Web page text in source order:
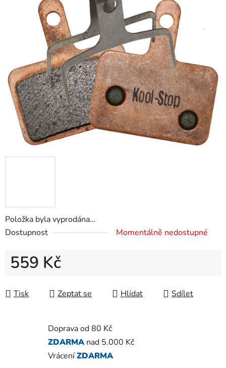
Položka byla vyprodána…
Dostupnost
Momentálně nedostupné
559 Kč
Tisk
Zeptat se Hlídat Sdílet
Doprava od 80 Kč
ZDARMA nad 5.000 Kč
VráceníZDARMA